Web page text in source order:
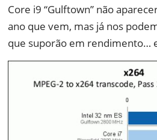
Core i9 “Gulftown” não
ano que vem, mas já nos
que suporão em rendimento…